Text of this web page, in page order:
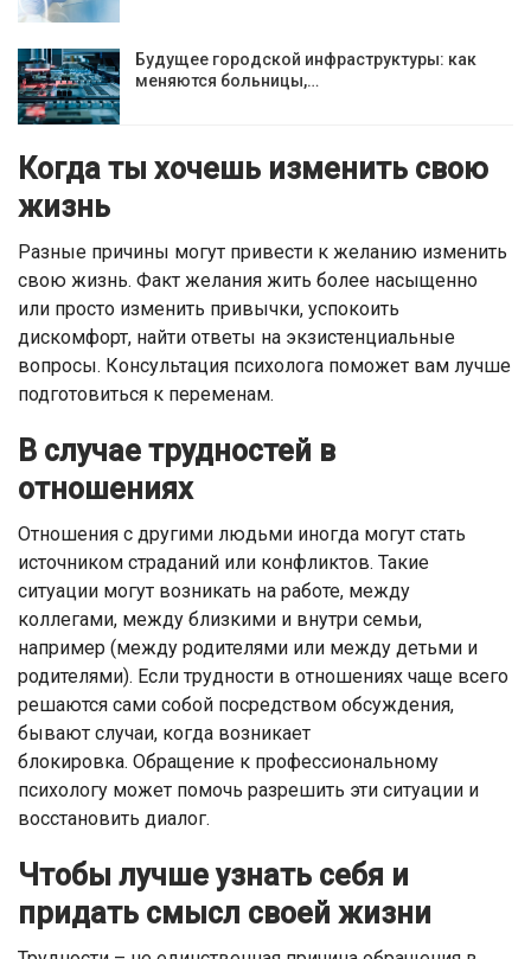
Будущее городской инфраструктуры: как
меняются больницы,…
Когда ты хочешь изменить свою
жизнь
Разные причины могут привести к желанию изменить
свою жизнь. Факт желания жить более насыщенно
или просто изменить привычки, успокоить
дискомфорт, найти ответы на экзистенциальные
вопросы. Консультация психолога поможет вам лучше
подготовиться к переменам.
В случае трудностей в
отношениях
Отношения с другими людьми иногда могут стать
источником страданий или конфликтов. Такие
ситуации могут возникать на работе, между
коллегами, между близкими и внутри семьи,
например (между родителями или между детьми и
родителями). Если трудности в отношениях чаще всего
решаются сами собой посредством обсуждения,
бывают случаи, когда возникает
блокировка. Обращение к профессиональному
психологу может помочь разрешить эти ситуации и
восстановить диалог.
Чтобы лучше узнать себя и
придать смысл своей жизни